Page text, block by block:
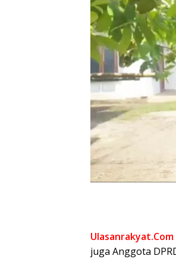
Ulasanrakyat.Com
juga Anggota